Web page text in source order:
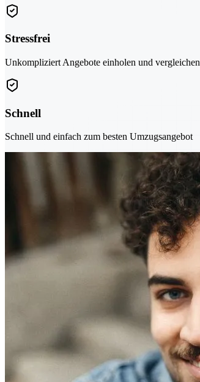
Stressfrei
Unkompliziert Angebote einholen und vergleichen
Schnell
Schnell und einfach zum besten Umzugsangebot